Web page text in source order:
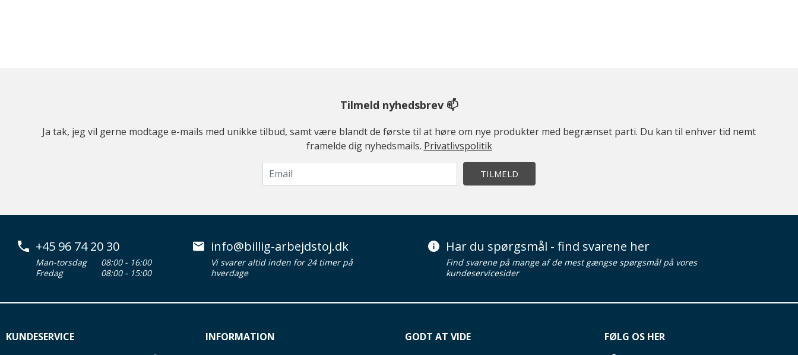
Tilmeld nyhedsbrev 📫
Ja tak, jeg vil gerne modtage e-mails med unikke tilbud, samt være blandt de første til at høre om nye produkter med begrænset parti. Du kan til enhver tid nemt
framelde dig nyhedsmails. Privatlivspolitik
TILMELD
+45 96 74 20 30
Man-torsdag
08:00 - 16:00
Fredag
08:00 - 15:00
info@billig-arbejdstoj.dk
Vi svarer altid inden for 24 timer på
hverdage
Har du spørgsmål - find svarene her
Find svarene på mange af de mest gængse spørgsmål på vores
kundeservicesider
KUNDESERVICE
INFORMATION
GODT AT VIDE
FØLG OS HER